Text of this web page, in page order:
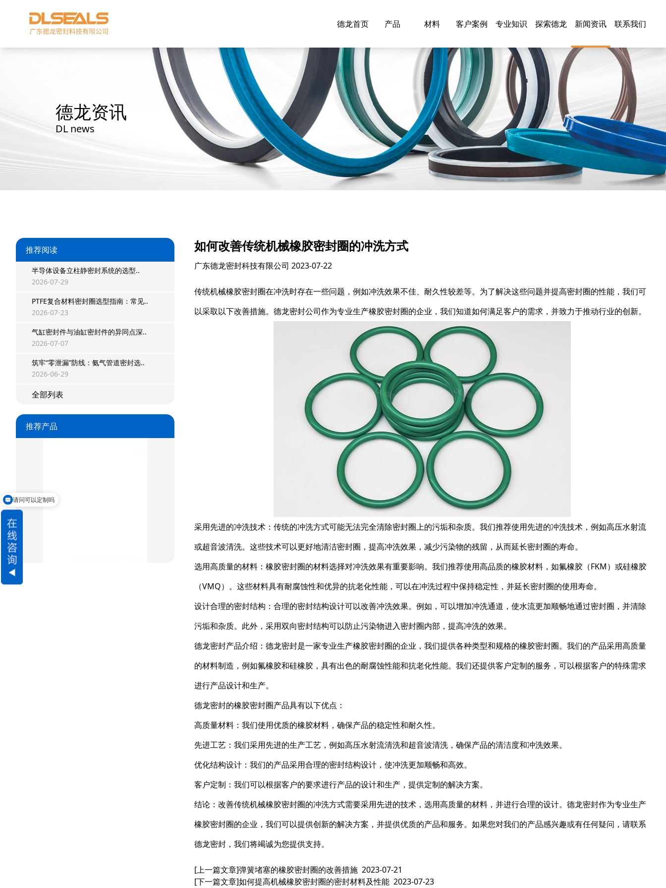
德龙首页 产品 材料 客户案例 专业知识 探索德龙 新闻资讯 联系我们
德龙资讯
DL news
推荐阅读
半导体设备立柱静密封系统的选型..
2026-07-29
PTFE复合材料密封圈选型指南：常见..
2026-07-23
气缸密封件与油缸密封件的异同点深..
2026-07-07
筑牢“零泄漏”防线：氨气管道密封选..
2026-06-29
全部列表
推荐产品
如何改善传统机械橡胶密封圈的冲洗方式
广东德龙密封科技有限公司 2023-07-22
传统机械橡胶密封圈在冲洗时存在一些问题，例如冲洗效果不佳、耐久性较差等。为了解决这些问题并提高密封圈的性能，我们可
以采取以下改善措施。德龙密封公司作为专业生产橡胶密封圈的企业，我们知道如何满足客户的需求，并致力于推动行业的创新。
采用先进的冲洗技术：传统的冲洗方式可能无法完全清除密封圈上的污垢和杂质。我们推荐使用先进的冲洗技术，例如高压水射流
或超音波清洗。这些技术可以更好地清洁密封圈，提高冲洗效果，减少污染物的残留，从而延长密封圈的寿命。
选用高质量的材料：橡胶密封圈的材料选择对冲洗效果有重要影响。我们推荐使用高品质的橡胶材料，如氟橡胶（FKM）或硅橡胶
（VMQ）。这些材料具有耐腐蚀性和优异的抗老化性能，可以在冲洗过程中保持稳定性，并延长密封圈的使用寿命。
设计合理的密封结构：合理的密封结构设计可以改善冲洗效果。例如，可以增加冲洗通道，使水流更加顺畅地通过密封圈，并清除
污垢和杂质。此外，采用双向密封结构可以防止污染物进入密封圈内部，提高冲洗的效果。
德龙密封产品介绍：德龙密封是一家专业生产橡胶密封圈的企业，我们提供各种类型和规格的橡胶密封圈。我们的产品采用高质量
的材料制造，例如氟橡胶和硅橡胶，具有出色的耐腐蚀性能和抗老化性能。我们还提供客户定制的服务，可以根据客户的特殊需求
进行产品设计和生产。
德龙密封的橡胶密封圈产品具有以下优点：
高质量材料：我们使用优质的橡胶材料，确保产品的稳定性和耐久性。
先进工艺：我们采用先进的生产工艺，例如高压水射流清洗和超音波清洗，确保产品的清洁度和冲洗效果。
优化结构设计：我们的产品采用合理的密封结构设计，使冲洗更加顺畅和高效。
客户定制：我们可以根据客户的要求进行产品的设计和生产，提供定制的解决方案。
结论：改善传统机械橡胶密封圈的冲洗方式需要采用先进的技术，选用高质量的材料，并进行合理的设计。德龙密封作为专业生产
橡胶密封圈的企业，我们可以提供创新的解决方案，并提供优质的产品和服务。如果您对我们的产品感兴趣或有任何疑问，请联系
德龙密封，我们将竭诚为您提供支持。
[上一篇文章]弹簧堵塞的橡胶密封圈的改善措施 2023-07-21
[下一篇文章]如何提高机械橡胶密封圈的密封材料及性能 2023-07-23
请问可以定制吗